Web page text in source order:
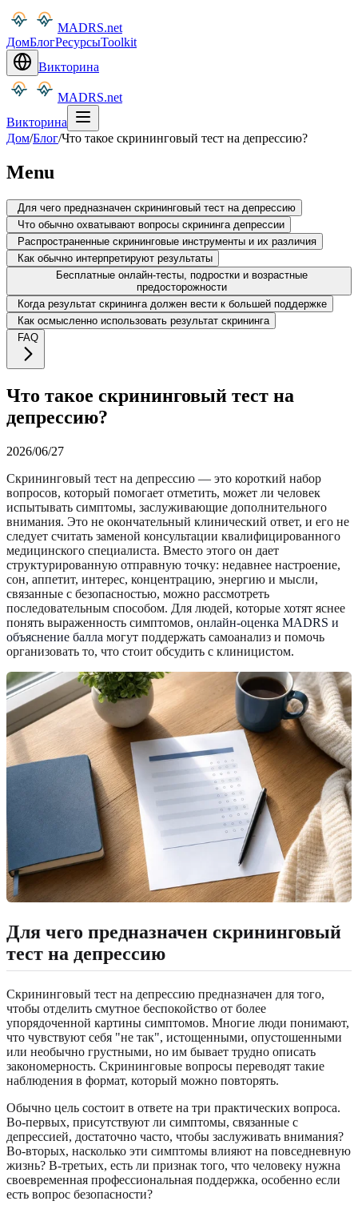
MADRS.net
ДомБлогРесурсыToolkit
Викторина
MADRS.net
Викторина
Дом/Блог/Что такое скрининговый тест на депрессию?
Menu
Для чего предназначен скрининговый тест на депрессию
Что обычно охватывают вопросы скрининга депрессии
Распространенные скрининговые инструменты и их различия
Как обычно интерпретируют результаты
Бесплатные онлайн-тесты, подростки и возрастные
предосторожности
Когда результат скрининга должен вести к большей поддержке
Как осмысленно использовать результат скрининга
FAQ
Что такое скрининговый тест на
депрессию?
2026/06/27
Скрининговый тест на депрессию — это короткий набор
вопросов, который помогает отметить, может ли человек
испытывать симптомы, заслуживающие дополнительного
внимания. Это не окончательный клинический ответ, и его не
следует считать заменой консультации квалифицированного
медицинского специалиста. Вместо этого он дает
структурированную отправную точку: недавнее настроение,
сон, аппетит, интерес, концентрацию, энергию и мысли,
связанные с безопасностью, можно рассмотреть
последовательным способом. Для людей, которые хотят яснее
понять выраженность симптомов, онлайн-оценка MADRS и
объяснение балла могут поддержать самоанализ и помочь
организовать то, что стоит обсудить с клиницистом.
Для чего предназначен скрининговый
тест на депрессию
Скрининговый тест на депрессию предназначен для того,
чтобы отделить смутное беспокойство от более
упорядоченной картины симптомов. Многие люди понимают,
что чувствуют себя "не так", истощенными, опустошенными
или необычно грустными, но им бывает трудно описать
закономерность. Скрининговые вопросы переводят такие
наблюдения в формат, который можно повторять.
Обычно цель состоит в ответе на три практических вопроса.
Во-первых, присутствуют ли симптомы, связанные с
депрессией, достаточно часто, чтобы заслуживать внимания?
Во-вторых, насколько эти симптомы влияют на повседневную
жизнь? В-третьих, есть ли признак того, что человеку нужна
своевременная профессиональная поддержка, особенно если
есть вопрос безопасности?